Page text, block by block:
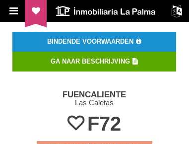
ILP Inmobiliaria La Palma
BINDENDE VOORWAARDEN
GA NAAR BESCHRIJVING
FUENCALIENTE
Las Caletas
F72